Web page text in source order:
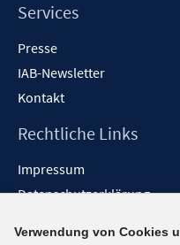
Services
Presse
IAB-Newsletter
Kontakt
Rechtliche Links
Impressum
Datenschutzerklärung
Verwendung von Cookies